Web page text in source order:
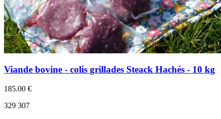
Viande bovine - colis grillades Steack Hachés - 10 kg
185.00 €
329 307